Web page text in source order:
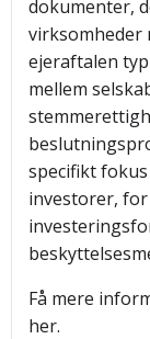
dokumenter,
virksomheder
ejeraftalen
mellem
specifikt
investorer,
Få mere
her.